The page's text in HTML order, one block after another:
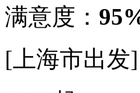
满意度：
[上海市出发]